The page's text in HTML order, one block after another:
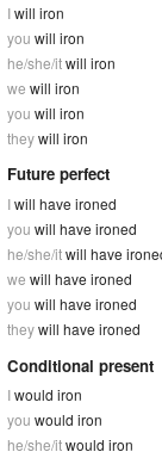
Iwill iron
you will iron
he/she/itwill iron
we will iron
you will iron
theywill iron
Future perfect
Iwill have ironed
you will have ironed
he/she/itwill have
we will have ironed
you will have ironed
theywill have ironed
Conditional present
Iwould iron
you would iron
he/she/itwould iron